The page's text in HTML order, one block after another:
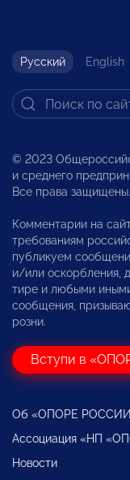
Русский English
© 2023
и среднего
Все права защищены.
Комментарии на
требованиям
публикуем
и/или оскорбления,
тире и любыми
сообщения,
розни.
Вступи в
Об «ОПОРЕ
Ассоциация «НП
Новости